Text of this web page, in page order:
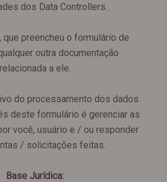
dos Data Controllers.
que preencheu o formulário de
outra documentação
relacionada a ele.
do processamento dos dados
deste formulário é gerenciar as
você, usuário e / ou responder
/ solicitações feitas.
Base Jurídica: